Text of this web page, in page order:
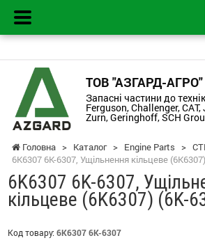
ТОВ "АЗГАРД-АГРО"
Запасні частини до
Ferguson, Challenger, CAT,
Zurn, Geringhoff, SCH
Головна > Каталог > Engine Parts >
6K6307 6K-6307, Ущільнення кільцеве
6K6307 6K-6307,
кільцеве (6K6307) (6K-
Код товару: 6K6307 6K-6307